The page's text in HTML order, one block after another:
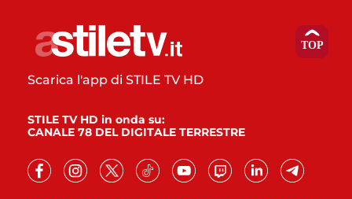
Scarica l'app di STILE TV HD
STILE TV HD in onda su:
CANALE 78 DEL DIGITALE TERRESTRE